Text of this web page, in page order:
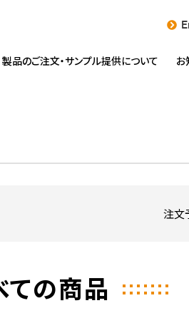
製品のご注文・サンプル提供について お
注文
ての商品